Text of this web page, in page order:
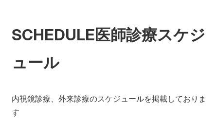
SCHEDULE医師診療スケジ
ュール
内視鏡診療、外来診療のスケジュールを掲載しておりま
す